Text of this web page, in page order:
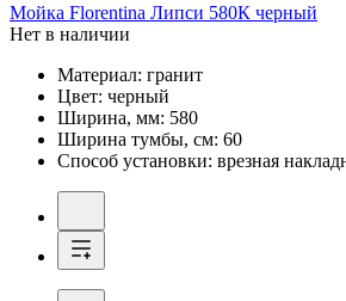
Мойка Florentina Липси 580К черный
Нет в наличии
Материал: гранит
Цвет: черный
Ширина, мм: 580
Ширина тумбы, см: 60
Способ установки: врезная